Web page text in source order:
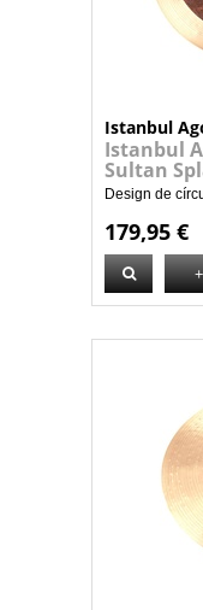
Istanbul
Istanbul
Sultan
Design de
179,95 €
+